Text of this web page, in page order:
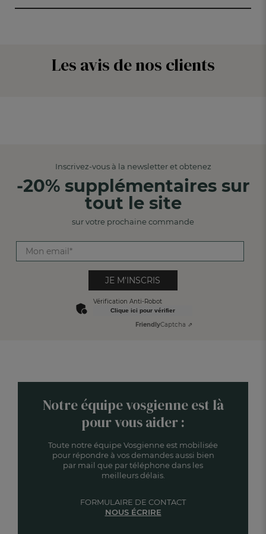
Les avis de nos clients
Inscrivez-vous à la newsletter et obtenez
-20% supplémentaires sur
tout le site
sur votre prochaine commande
JE M'INSCRIS
Vérification Anti-Robot
Clique ici pour vérifier
FriendlyCaptcha ⇗
Notre équipe vosgienne est là
pour vous aider :
Toute notre équipe Vosgienne est mobilisée
pour répondre à vos demandes aussi bien
par mail que par téléphone dans les
meilleurs délais.
FORMULAIRE DE CONTACT
NOUS ÉCRIRE